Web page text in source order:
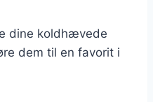
dine koldhævede
dem til en favorit i